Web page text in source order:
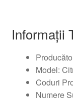
Informații
Model:
Coduri
Numere